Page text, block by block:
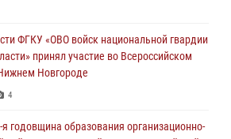
ФГКУ «ОВО войск национальной гвардии
принял участие во Всероссийском
Новгороде
4
я годовщина образования организационно-